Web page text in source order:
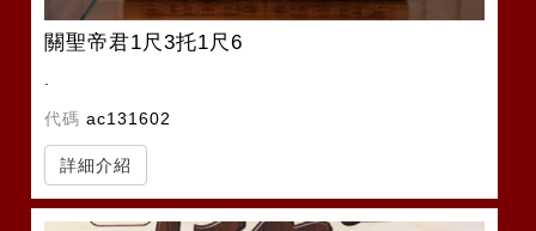
關聖帝君1尺3托1尺6
代碼 ac131602
詳細介紹